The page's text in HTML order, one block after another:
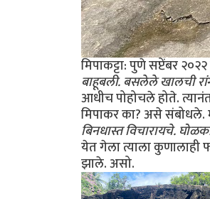
मिपाकट्टा: पुणे सप्टेंबर
बाहूबली. बसलेले खालची
आधीच पोहोचले होते.
मिपाकर का? असे संबोधले.
बिनधास्त विचारायचे.
येत गेला त्याला कुणालाही
झाले. असो.